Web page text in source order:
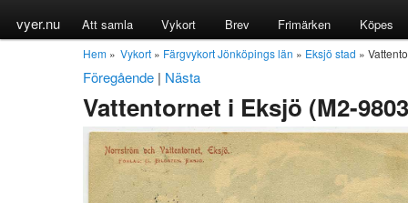
vyer.nu Att samla Vykort Brev Frimärken Köpes
Hem » Vykort » Färgvykort Jönköpings län » Eksjö stad »
Föregående | Nästa
Vattentornet i Eksjö (M2-